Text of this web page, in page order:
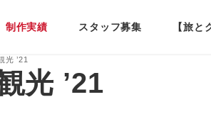
制作実績 スタッフ募集 【旅と
光 ’21
光 ’21